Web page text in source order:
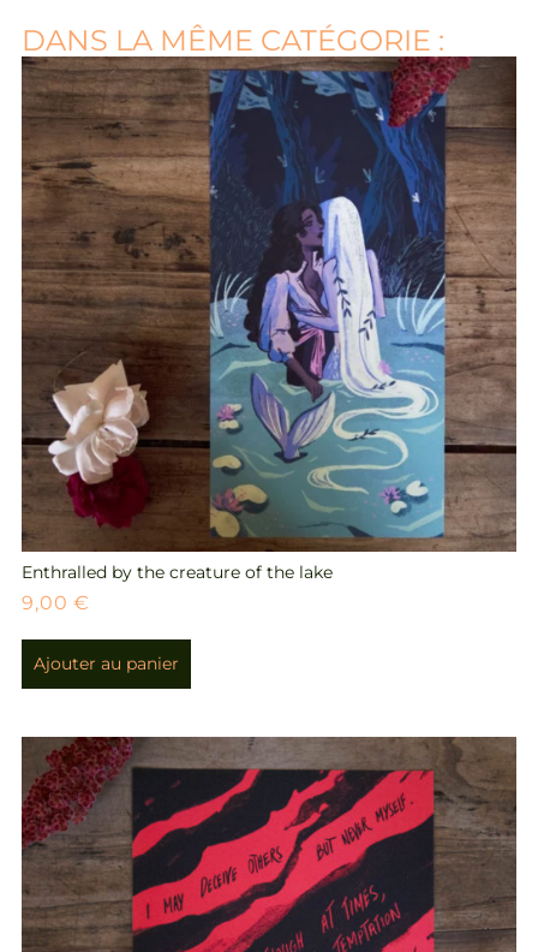
DANS LA MÊME CATÉGORIE :
Enthralled by the creature of the lake
9,00€
Ajouter au panier